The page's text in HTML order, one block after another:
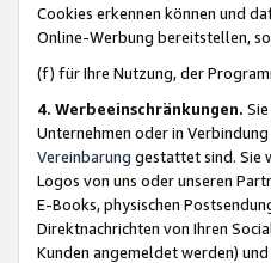
Cookies erkennen können und
Online-Werbung bereitstellen,
(f) für Ihre Nutzung, der
4. Werbeeinschränkungen.
Unternehmen oder in
Vereinbarung gestattet sind. Sie
Logos von uns oder unseren
E-Books, physischen
Direktnachrichten von Ihren
Kunden angemeldet werden)